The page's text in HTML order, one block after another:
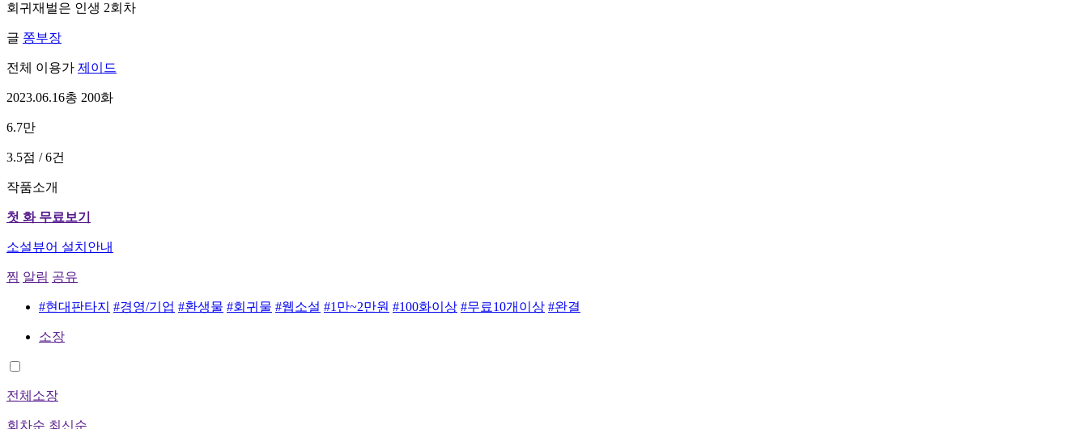
회귀재벌은 인생 2회차
글 쫑부장
전체 이용가 제이드
2023.06.16총 200화
6.7만
3.5점 / 6건
작품소개
첫 화 무료보기
소설뷰어 설치안내
찜 알림 공유
#현대판타지 #경영/기업 #환생물 #회귀물 #웹소설 #1만~2만원 #100화이상 #무료10개이상 #완결
소장
전체소장
회차순 최신순